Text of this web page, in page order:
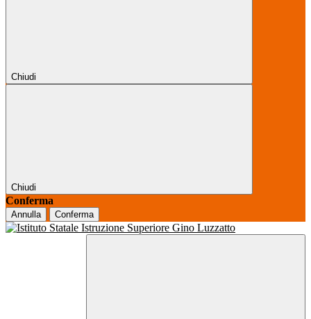
Chiudi
Chiudi
Conferma
Annulla Conferma